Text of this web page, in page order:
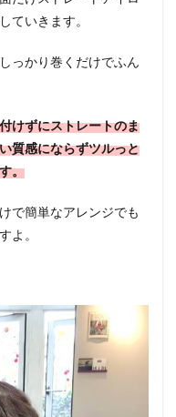
ていきます。
っかり巻くだけでふん
けずにストレートのま
質感にならずツルっと
。
で簡単なアレンジでも
よ。